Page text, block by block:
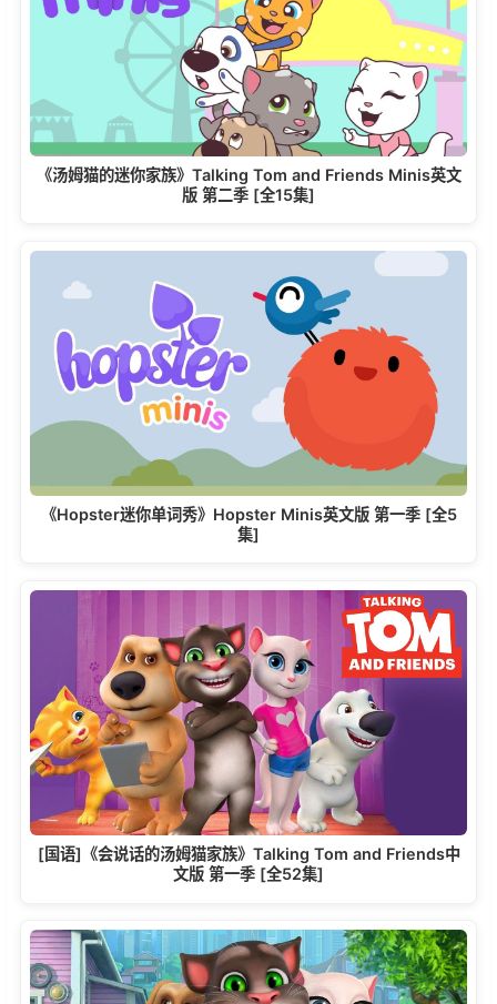
《汤姆猫的迷你家族》Talking Tom and Friends Minis英文
版 第二季 [全15集]
《Hopster迷你单词秀》Hopster Minis英文版 第一季 [全5
集]
[国语]《会说话的汤姆猫家族》Talking Tom and Friends中
文版 第一季 [全52集]